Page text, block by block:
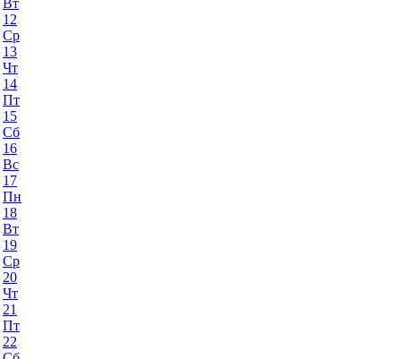
12
Ср
13
Чт
14
Пт
15
Сб
16
Вс
17
Пн
18
Вт
19
Ср
20
Чт
21
Пт
22